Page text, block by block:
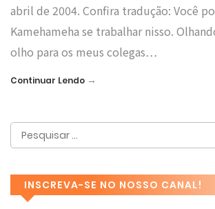
abril de 2004. Confira tradução: Você
Kamehameha se trabalhar nisso.
olho para os meus colegas…
Continuar Lendo →
INSCREVA-SE NO NOSSO CANAL!